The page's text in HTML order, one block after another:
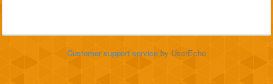
Customer support service by UserEcho